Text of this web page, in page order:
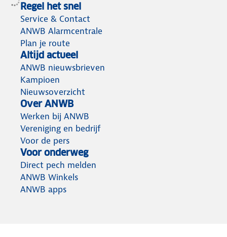
Regel het snel
Service & Contact
ANWB Alarmcentrale
Plan je route
Altijd actueel
ANWB nieuwsbrieven
Kampioen
Nieuwsoverzicht
Over ANWB
Werken bij ANWB
Vereniging en bedrijf
Voor de pers
Voor onderweg
Direct pech melden
ANWB Winkels
ANWB apps